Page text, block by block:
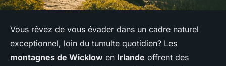
Vous rêvez de vous évader dans un cadre naturel
exceptionnel, loin du tumulte quotidien? Les
montagnes de Wicklow en Irlande offrent des